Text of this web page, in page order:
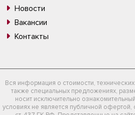
Новости
Вакансии
Контакты
Вся информация о стоимости, технических
также специальных предложениях,
носит исключительно
условиях не является публичной